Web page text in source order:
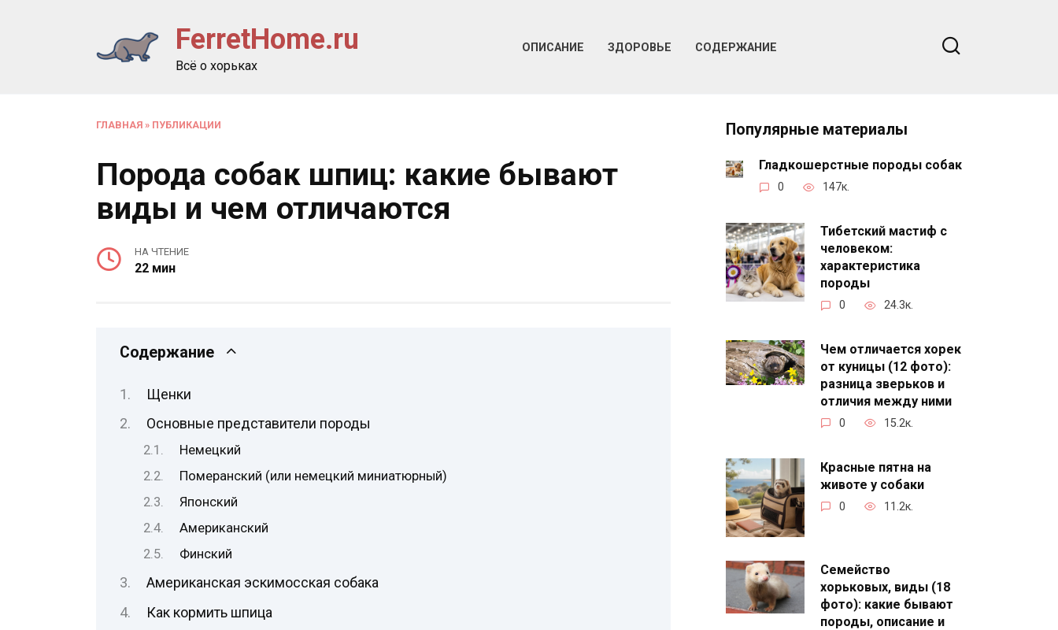
FerretHome.ru
Всё о хорьках
ОПИСАНИЕ ЗДОРОВЬЕ СОДЕРЖАНИЕ
ГЛАВНАЯ » ПУБЛИКАЦИИ
Порода собак шпиц: какие бывают
виды и чем отличаются
НА ЧТЕНИЕ
22 мин
Содержание
Щенки
Основные представители породы
Немецкий
Померанский (или немецкий миниатюрный)
Японский
Американский
Финский
Американская эскимосская собака
Как кормить шпица
Популярные материалы
Гладкошерстные породы собак
0 147к.
Тибетский мастиф с
человеком:
характеристика
породы
0 24.3к.
Чем отличается хорек
от куницы (12 фото):
разница зверьков и
отличия между ними
0 15.2к.
Красные пятна на
животе у собаки
0 11.2к.
Семейство
хорьковых, виды (18
фото): какие бывают
породы, описание и